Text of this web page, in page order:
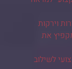
וירקות
את
לשילוב